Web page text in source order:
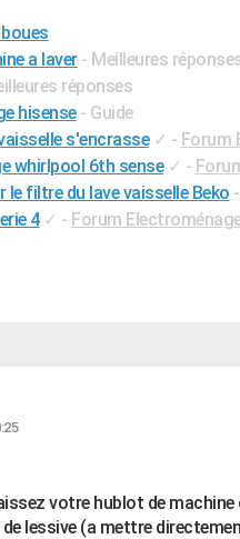
a laver - Meilleures
réponses
hisense - Guide
s'encrasse ✓ - Forum
whirlpool 6th sense ✓ -
le filtre du lave vaisselle Beko -
4 ✓ - Forum
votre hublot de
lessive (a mettre